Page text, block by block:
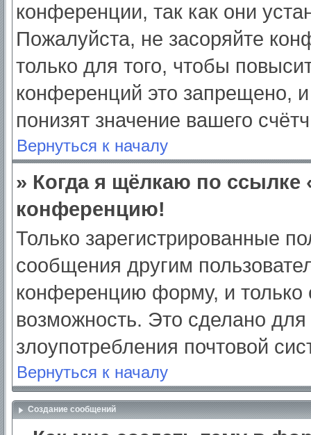
конференции, так как они
Пожалуйста, не засоряйте
только для того, чтобы
конференций это запрещено,
понизят значение вашего
Вернуться к началу
» Когда я щёлкаю по ссылке
конференцию!
Только зарегистрированные
сообщения другим
конференцию форму, и только
возможность. Это сделано для
злоупотребления почтовой
Вернуться к началу
Создание сообщений